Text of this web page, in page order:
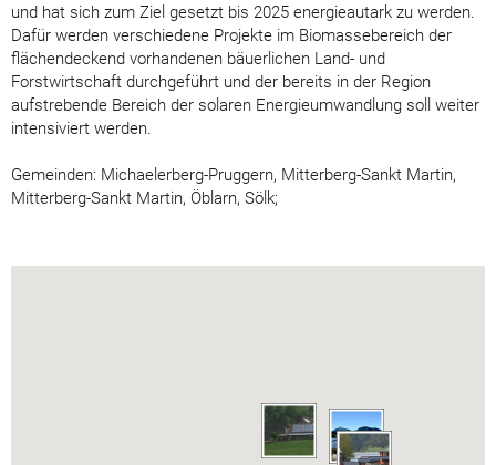
und hat sich zum Ziel gesetzt bis 2025 energieautark zu werden.
Dafür werden verschiedene Projekte im Biomassebereich der
flächendeckend vorhandenen bäuerlichen Land- und
Forstwirtschaft durchgeführt und der bereits in der Region
aufstrebende Bereich der solaren Energieumwandlung soll weiter
intensiviert werden.
Gemeinden: Michaelerberg-Pruggern, Mitterberg-Sankt Martin,
Mitterberg-Sankt Martin, Öblarn, Sölk;